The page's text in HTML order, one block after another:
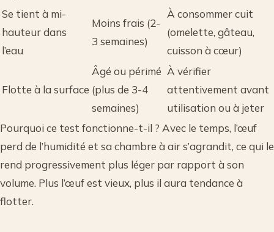
Se tient à mi-
hauteur dans
l’eau
Moins frais (2-
3 semaines)
À consommer cuit
(omelette, gâteau,
cuisson à cœur)
Flotte à la surface
Âgé ou périmé
(plus de 3-4
semaines)
À vérifier
attentivement avant
utilisation ou à jeter
Pourquoi ce test fonctionne-t-il ? Avec le temps, l’œuf
perd de l’humidité et sa chambre à air s’agrandit, ce qui le
rend progressivement plus léger par rapport à son
volume. Plus l’œuf est vieux, plus il aura tendance à
flotter.